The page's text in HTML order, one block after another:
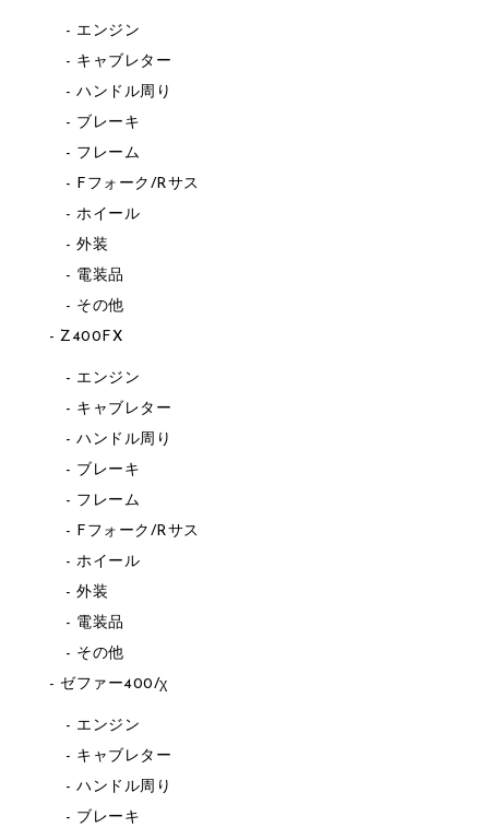
エンジン
キャブレター
ハンドル周り
ブレーキ
フレーム
Fフォーク/Rサス
ホイール
外装
電装品
その他
Z400FX
エンジン
キャブレター
ハンドル周り
ブレーキ
フレーム
Fフォーク/Rサス
ホイール
外装
電装品
その他
ゼファー400/χ
エンジン
キャブレター
ハンドル周り
ブレーキ